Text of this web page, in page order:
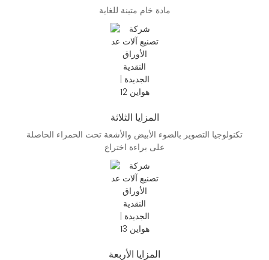
مادة خام متينة للغاية
المزايا الثلاثة
تكنولوجيا التصوير بالضوء الأبيض والأشعة تحت الحمراء الحاصلة
على براءة اختراع
المزايا الأربعة